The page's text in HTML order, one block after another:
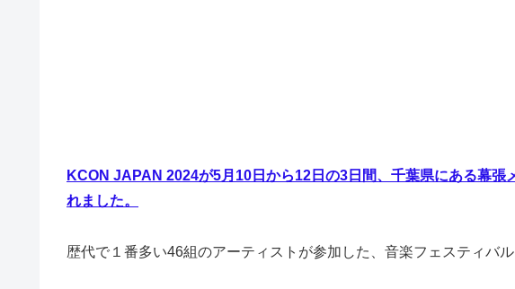
KCON JAPAN 2024が5月10日から12日の3日間、千葉県にある幕張
れました。
歴代で１番多い46組のアーティストが参加した、音楽フェスティバル